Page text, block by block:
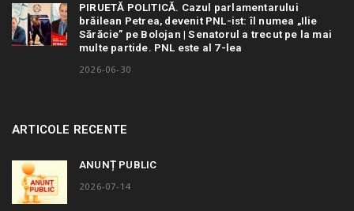
PIRUETĂ POLITICĂ. Cazul parlamentarului
brăilean Petrea, devenit PNL-ist: îl numea „Ilie
Sărăcie” pe Bolojan | Senatorul a trecut pe la mai
multe partide. PNL este al 7-lea
2026-06-30
ARTICOLE RECENTE
ANUNȚ PUBLIC
2026-07-14